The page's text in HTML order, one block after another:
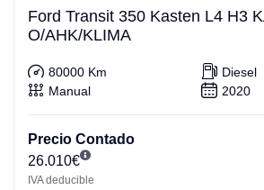
Ford Transit 350 Kasten L4 H3
O/AHK/KLIMA
80000 Km
Diesel
Manual
2020
Precio Contado
26.010€
IVA deducible